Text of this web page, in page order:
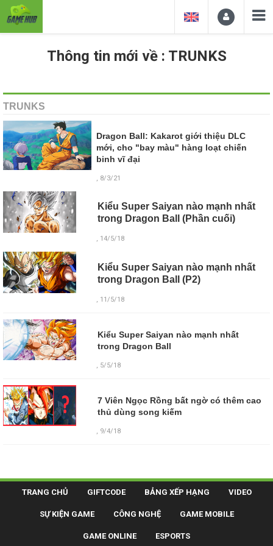
Thông tin mới về : TRUNKS
TRUNKS
Dragon Ball: Kakarot giới thiệu DLC
mới, cho "bay màu" hàng loạt chiến
binh vĩ đại
, 8/3/21
Kiểu Super Saiyan nào mạnh nhất
trong Dragon Ball (Phần cuối)
, 14/5/18
Kiểu Super Saiyan nào mạnh nhất
trong Dragon Ball (P2)
, 11/5/18
Kiểu Super Saiyan nào mạnh nhất
trong Dragon Ball
, 5/5/18
7 Viên Ngọc Rồng bất ngờ có thêm cao
thủ dùng song kiếm
, 9/4/18
TRANG CHỦ GIFTCODE BẢNG XẾP HẠNG VIDEO
SỰ KIỆN GAME CÔNG NGHỆ GAME MOBILE
GAME ONLINE ESPORTS